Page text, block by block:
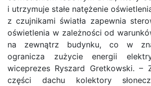
i utrzymuje stałe natężenie
z czujnikami światła zapewnia
oświetlenia w zależności od
na zewnątrz budynku, co w
ogranicza zużycie energii
wiceprezes Ryszard Gretkowski. –
części dachu kolektory